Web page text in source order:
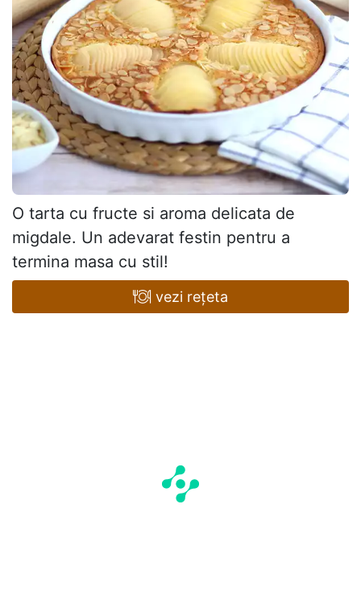
O tarta cu fructe si aroma delicata de
migdale. Un adevarat festin pentru a
termina masa cu stil!
vezi rețeta